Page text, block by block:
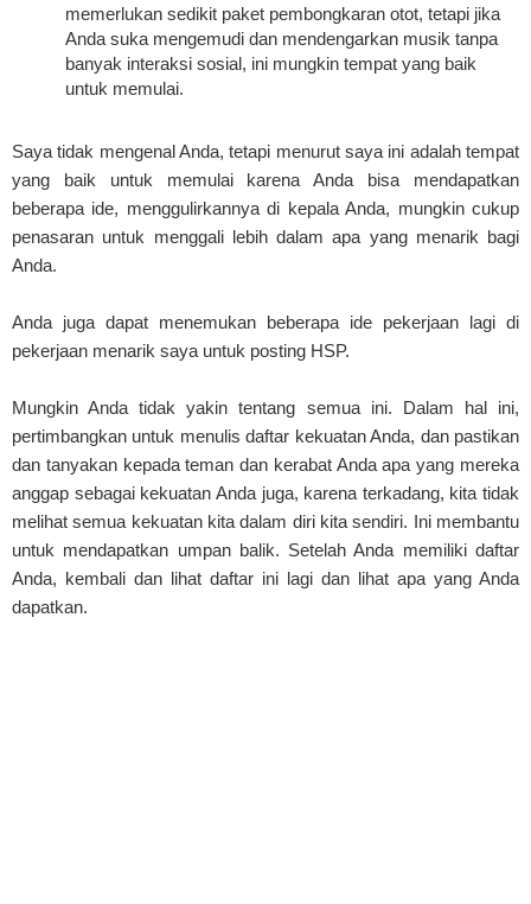
memerlukan sedikit paket pembongkaran otot, tetapi jika
Anda suka mengemudi dan mendengarkan musik tanpa
banyak interaksi sosial, ini mungkin tempat yang baik
untuk memulai.
Saya tidak mengenal Anda, tetapi menurut saya ini adalah tempat
yang baik untuk memulai karena Anda bisa mendapatkan
beberapa ide, menggulirkannya di kepala Anda, mungkin cukup
penasaran untuk menggali lebih dalam apa yang menarik bagi
Anda.
Anda juga dapat menemukan beberapa ide pekerjaan lagi di
pekerjaan menarik saya untuk posting HSP.
Mungkin Anda tidak yakin tentang semua ini. Dalam hal ini,
pertimbangkan untuk menulis daftar kekuatan Anda, dan pastikan
dan tanyakan kepada teman dan kerabat Anda apa yang mereka
anggap sebagai kekuatan Anda juga, karena terkadang, kita tidak
melihat semua kekuatan kita dalam diri kita sendiri. Ini membantu
untuk mendapatkan umpan balik. Setelah Anda memiliki daftar
Anda, kembali dan lihat daftar ini lagi dan lihat apa yang Anda
dapatkan.